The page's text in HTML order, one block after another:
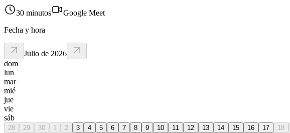
30 minutos
Google Meet
Fecha y hora
Julio de 2026
dom
lun
mar
mié
jue
vie
sáb
28 29 30 1 2 3 4 5 6 7 8 9 10 11 12 13 14 15 16 17 18